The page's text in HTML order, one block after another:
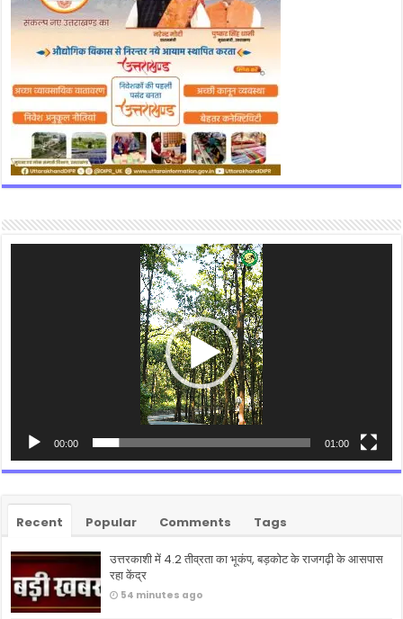
00:00 01:00
Recent Popular Comments Tags
उत्तरकाशी में 4.2 तीव्रता का भूकंप, बड़कोट के राजगढ़ी के आसपास
रहा केंद्र
54 minutes ago